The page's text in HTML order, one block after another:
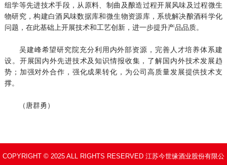
组学等先进技术手段，从原料、制曲及酿造过程开展风味及过程微生
物研究，构建白酒风味数据库和微生物资源库，系统解决酿酒科学化
问题，在此基础上开展技术和工艺创新，进一步提升产品品质。
吴建峰希望研究院充分利用内外部资源，完善人才培养体系建
设。开展国内外先进技术及知识情报收集，了解国内外技术发展趋
势；加强对外合作，强化成果转化，为公司高质量发展提供技术支
撑。
（唐群勇）
COPYRIGHT © 2025 ALL RIGHTS RESERVED 江苏今世缘酒业股份有限公